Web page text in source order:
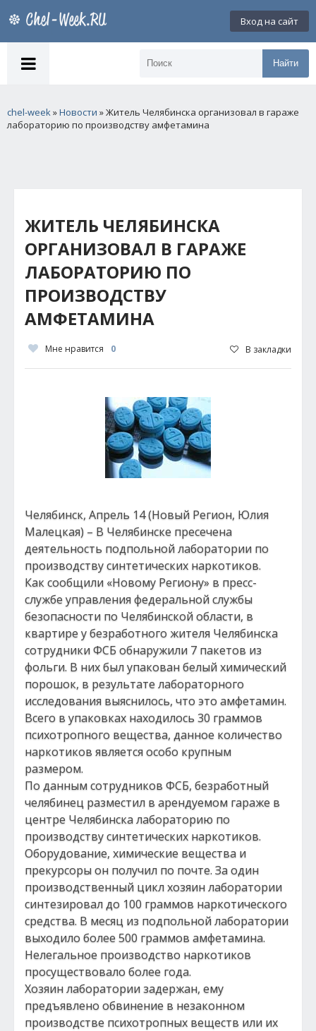
Вход на сайт
Найти
chel-week»Новости » Житель Челябинска организовал в гараже
лабораторию по производству амфетамина
ЖИТЕЛЬ ЧЕЛЯБИНСКА
ОРГАНИЗОВАЛ В ГАРАЖЕ
ЛАБОРАТОРИЮ ПО
ПРОИЗВОДСТВУ
АМФЕТАМИНА
Мне нравится 0 В закладки
Челябинск, Апрель 14 (Новый Регион, Юлия
Малецкая) – В Челябинске пресечена
деятельность подпольной лаборатории по
производству синтетических наркотиков.
Как сообщили «Новому Региону» в пресс-
службе управления федеральной службы
безопасности по Челябинской области, в
квартире у безработного жителя Челябинска
сотрудники ФСБ обнаружили 7 пакетов из
фольги. В них был упакован белый химический
порошок, в результате лабораторного
исследования выяснилось, что это амфетамин.
Всего в упаковках находилось 30 граммов
психотропного вещества, данное количество
наркотиков является особо крупным
размером.
По данным сотрудников ФСБ, безработный
челябинец разместил в арендуемом гараже в
центре Челябинска лабораторию по
производству синтетических наркотиков.
Оборудование, химические вещества и
прекурсоры он получил по почте. За один
производственный цикл хозяин лаборатории
синтезировал до 100 граммов наркотического
средства. В месяц из подпольной лаборатории
выходило более 500 граммов амфетамина.
Нелегальное производство наркотиков
просуществовало более года.
Хозяин лаборатории задержан, ему
предъявлено обвинение в незаконном
производстве психотропных веществ или их